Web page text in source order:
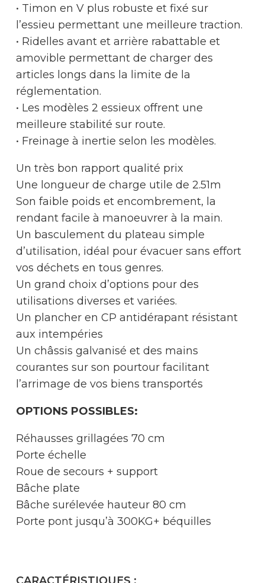
• Timon en V plus robuste et fixé sur
l’essieu permettant une meilleure traction.
• Ridelles avant et arrière rabattable et
amovible permettant de charger des
articles longs dans la limite de la
réglementation.
• Les modèles 2 essieux offrent une
meilleure stabilité sur route.
• Freinage à inertie selon les modèles.
Un très bon rapport qualité prix
Une longueur de charge utile de 2.51m
Son faible poids et encombrement, la
rendant facile à manoeuvrer à la main.
Un basculement du plateau simple
d’utilisation, idéal pour évacuer sans effort
vos déchets en tous genres.
Un grand choix d’options pour des
utilisations diverses et variées.
Un plancher en CP antidérapant résistant
aux intempéries
Un châssis galvanisé et des mains
courantes sur son pourtour facilitant
l’arrimage de vos biens transportés
OPTIONS POSSIBLES:
Réhausses grillagées 70 cm
Porte échelle
Roue de secours + support
Bâche plate
Bâche surélevée hauteur 80 cm
Porte pont jusqu’à 300KG+ béquilles